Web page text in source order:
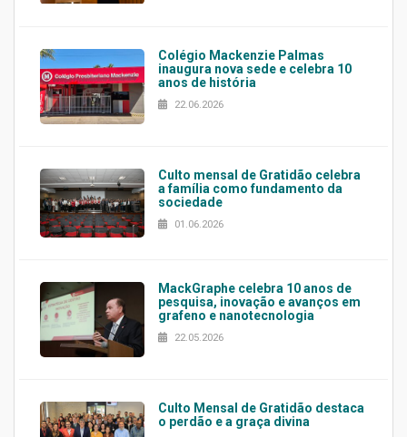
Colégio Mackenzie Palmas
inaugura nova sede e celebra 10
anos de história
22.06.2026
Culto mensal de Gratidão celebra
a família como fundamento da
sociedade
01.06.2026
MackGraphe celebra 10 anos de
pesquisa, inovação e avanços em
grafeno e nanotecnologia
22.05.2026
Culto Mensal de Gratidão destaca
o perdão e a graça divina